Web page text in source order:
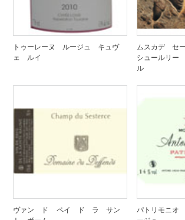
トゥーレーヌ ルージュ キュヴ
ェ ルイ
ムスカデ セ
シュールリ
ル
ヴァン ド ペイ ド ラ サン
パトリモニ